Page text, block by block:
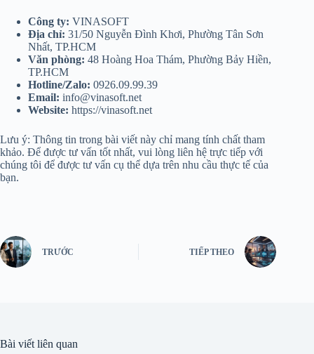
Công ty: VINASOFT
Địa chỉ: 31/50 Nguyễn Đình Khơi, Phường Tân Sơn
Nhất, TP.HCM
Văn phòng: 48 Hoàng Hoa Thám, Phường Bảy Hiền,
TP.HCM
Hotline/Zalo: 0926.09.99.39
Email: info@vinasoft.net
Website: https://vinasoft.net
Lưu ý: Thông tin trong bài viết này chỉ mang tính chất tham
khảo. Để được tư vấn tốt nhất, vui lòng liên hệ trực tiếp với
chúng tôi để được tư vấn cụ thể dựa trên nhu cầu thực tế của
bạn.
TRƯỚC TIẾP THEO
Bài viết liên quan